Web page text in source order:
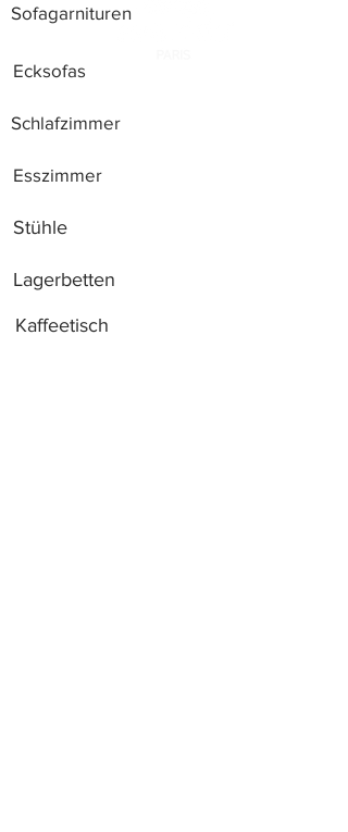
Sofagarnituren
Ecksofas
Schlafzimmer
Esszimmer
Stühle
Lagerbetten
Kaffeetisch